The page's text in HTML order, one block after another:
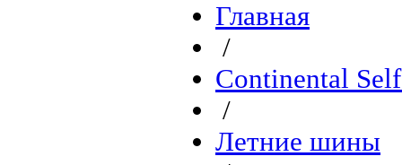
Главная
/
Continental
/
Летние шины